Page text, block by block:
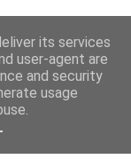
its services
user-agent are
and security
usage